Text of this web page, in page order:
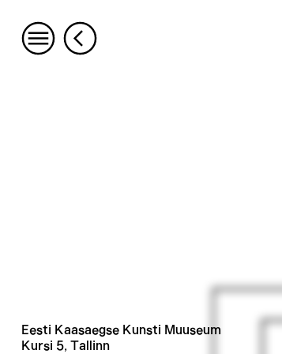
Eesti Kaasaegse Kunsti Muuseum
Kursi 5, Tallinn